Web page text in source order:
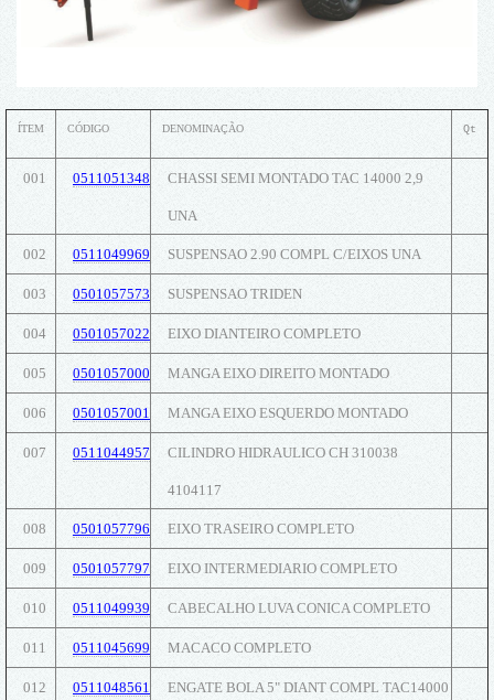
ÍTEM CÓDIGO DENOMINAÇÃO Qt
001 0511051348 CHASSI SEMI MONTADO TAC 14000 2,9
UNA
002 0511049969 SUSPENSAO 2.90 COMPL C/EIXOS UNA
003 0501057573 SUSPENSAO TRIDEN
004 0501057022 EIXO DIANTEIRO COMPLETO
005 0501057000 MANGA EIXO DIREITO MONTADO
006 0501057001 MANGA EIXO ESQUERDO MONTADO
007 0511044957 CILINDRO HIDRAULICO CH 310038
4104117
008 0501057796 EIXO TRASEIRO COMPLETO
009 0501057797 EIXO INTERMEDIARIO COMPLETO
010 0511049939 CABECALHO LUVA CONICA COMPLETO
011 0511045699 MACACO COMPLETO
012 0511048561 ENGATE BOLA 5" DIANT COMPL TAC14000